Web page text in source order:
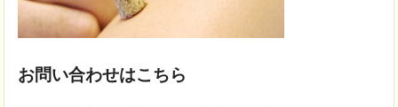
お問い合わせはこちら